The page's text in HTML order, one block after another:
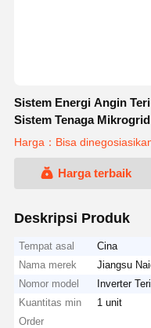
Sistem Energi Angin
Sistem Tenaga Mikrogrid
Harga：Bisa
Harga terbaik
Deskripsi Produk
Tempat asal
Cina
Nama merek
Jiangsu
Nomor model
Inverter
Kuantitas min
Order
1 unit